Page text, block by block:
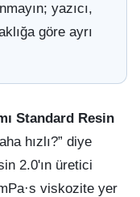
yazıcı,
göre ayrı
Standard Resin
hızlı?” diye
2.0'ın üretici
viskozite yer